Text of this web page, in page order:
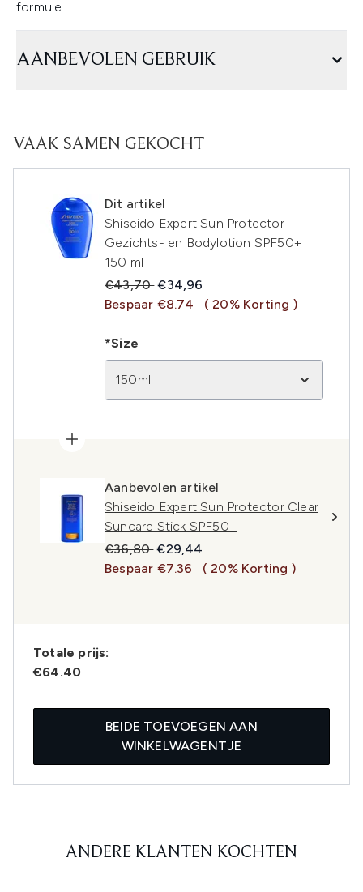
formule.
AANBEVOLEN GEBRUIK
VAAK SAMEN GEKOCHT
Dit artikel
Shiseido Expert Sun Protector
Gezichts- en Bodylotion SPF50+
150 ml
Recommended Retail Price:
€43,70Huidige prijs:
€34,96
Bespaar €8.74
( 20% Korting )
*Size
150ml
Aanbevolen artikel
Shiseido Expert Sun Protector Clear
Suncare Stick SPF50+
Recommended Retail Price:
€36,80Huidige prijs:
€29,44
Bespaar €7.36
( 20% Korting )
Totale prijs:
€64.40
BEIDE TOEVOEGEN AAN
WINKELWAGENTJE
ANDERE KLANTEN KOCHTEN